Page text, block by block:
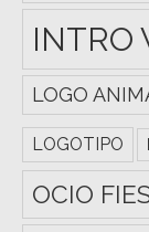
INTRO
LOGO
LOGOTIPO
OCIO